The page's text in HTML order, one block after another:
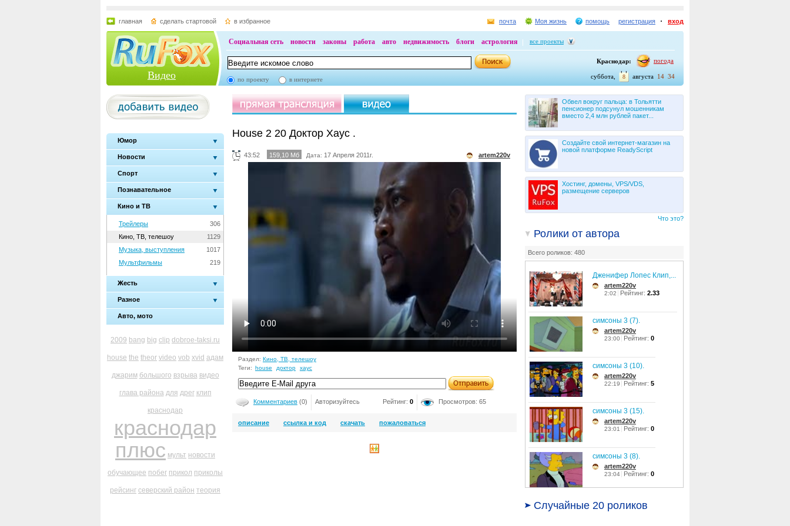
главная сделать стартовой в избранное почта Моя жизнь помощь регистрация вход
Видео
Социальная сеть новости законы работа авто недвижимость блоги астрология все проекты
Краснодар: погода
14 34
августа
8
суббота,
по проекту в интернете
Юмор
Новости
Спорт
Познавательное
Кино и ТВ
306
Трейлеры
1129
Кино, ТВ, телешоу
1017
Музыка, выступления
219
Мультфильмы
Жесть
Разное
Авто, мото
2009 bang big clip dobroe-taksi.ru
house the theor video vob xvid адам
джарим большого взрыва видео
глава района для дрег клип
краснодар
краснодар
плюс мульт новости
обучающее побег прикол приколы
рейсинг северский район теория
Обвел вокруг пальца: в Тольятти
пенсионер подсунул мошенникам
вместо 2,4 млн рублей пакет...
Создайте свой интернет-магазин на
новой платформе ReadyScript
Хостинг, домены, VPS/VDS,
размещение серверов
Что это?
Ролики от автора
Всего роликов: 480
Дженифер Лопес Клип,...
artem220v
2:02 Рейтинг: 2.33
симсоны 3 (7).
artem220v
23:00 Рейтинг: 0
симсоны 3 (10).
artem220v
22:19 Рейтинг: 5
симсоны 3 (15).
artem220v
23:01 Рейтинг: 0
симсоны 3 (8).
artem220v
23:04 Рейтинг: 0
симсоны 3 (11).
artem220v
Случайные 20 роликов
House 2 20 Доктор Хаус .
43:52 159,10 Мб Дата: 17 Апреля 2011г. artem220v
Раздел: Кино, ТВ, телешоу
Теги: house доктор хаус
Комментариев (0) Авторизуйтесь Рейтинг: 0 Просмотров: 65
описание ссылка и код скачать пожаловаться